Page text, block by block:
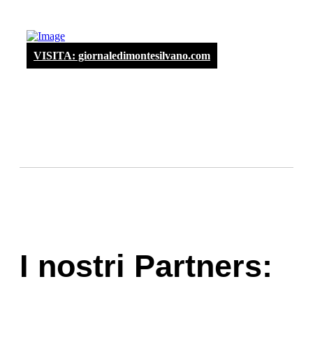
VISITA: giornaledimontesilvano.com
I nostri Partners: